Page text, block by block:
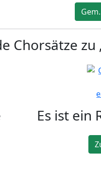
Chorsätze
Es ist ein